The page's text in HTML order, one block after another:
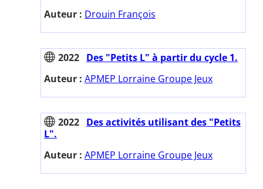
Auteur : Drouin François
2022 Des "Petits L" à partir du cycle 1.
Auteur : APMEP Lorraine Groupe Jeux
2022 Des activités utilisant des "Petits
L".
Auteur : APMEP Lorraine Groupe Jeux